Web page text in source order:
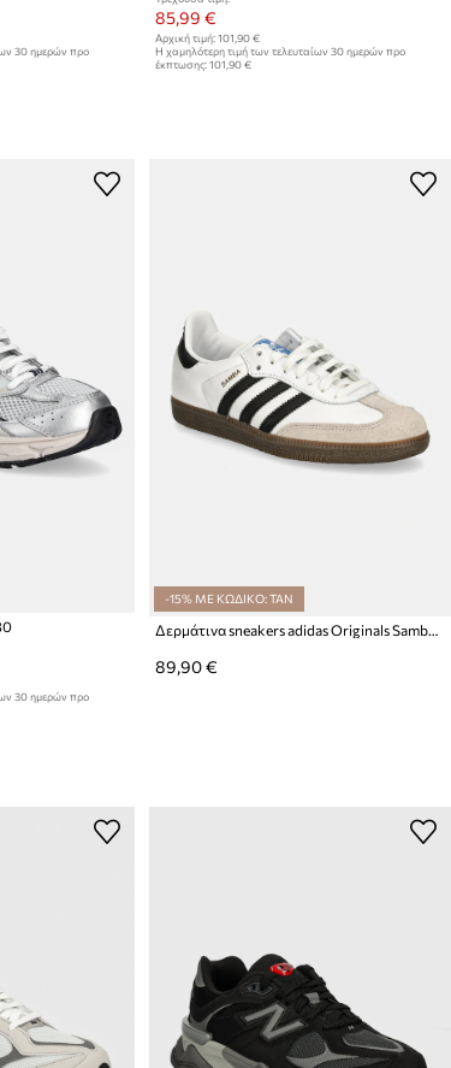
30 ημερών προ
85,99 €
Αρχική τιμή: 101,90 €
Η χαμηλότερη τιμή των τελευταίων 30 ημερών προ
έκπτωσης: 101,90 €
30 ημερών προ
-15% ΜΕ ΚΩΔΙΚΟ: TAN
Δερμάτινα sneakers adidas Originals Samba OG
89,90 €